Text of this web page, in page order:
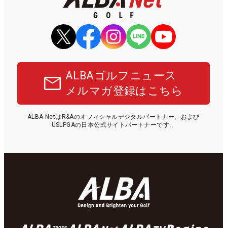
ALBAゴルフニュース
メルマガ登録はこちら
ALBA NetはR&Aのオフィシャルデジタルパートナー、および
USLPGAの日本公式サイトパートナーです。